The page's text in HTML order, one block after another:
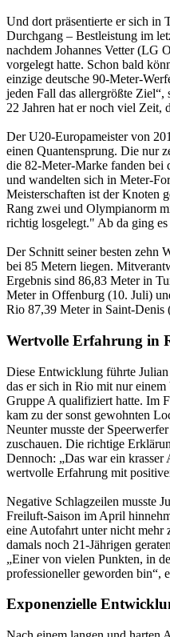
Und dort präsentierte er sich in
Durchgang – Bestleistung im
nachdem Johannes Vetter (LG
vorgelegt hatte. Schon bald
einzige deutsche 90-Meter-
jeden Fall das allergrößte Ziel“,
22 Jahren hat er noch viel Zeit,
Der U20-Europameister von
einen Quantensprung. Die nur
die 82-Meter-Marke fanden
und wandelten sich in Meter-
Meisterschaften ist der Knoten
Rang zwei und Olympianorm
richtig losgelegt." Ab da ging es
Der Schnitt seiner besten zehn
bei 85 Metern liegen.
Ergebnis sind 86,83 Meter in
Meter in Offenburg (10. Juli)
Rio 87,39 Meter in Saint-Denis
Wertvolle Erfahrung in
Diese Entwicklung führte
das er sich in Rio mit nur
Gruppe A qualifiziert hatte. Im
kam zu der sonst gewohnten
Neunter musste der
zuschauen. Die richtige
Dennoch: „Das war ein
wertvolle Erfahrung mit
Negative Schlagzeilen musste
Freiluft-Saison im April
eine Autofahrt unter nicht mehr
damals noch 21-Jährigen
„Einer von vielen Punkten, in
professioneller geworden bin“,
Exponenzielle